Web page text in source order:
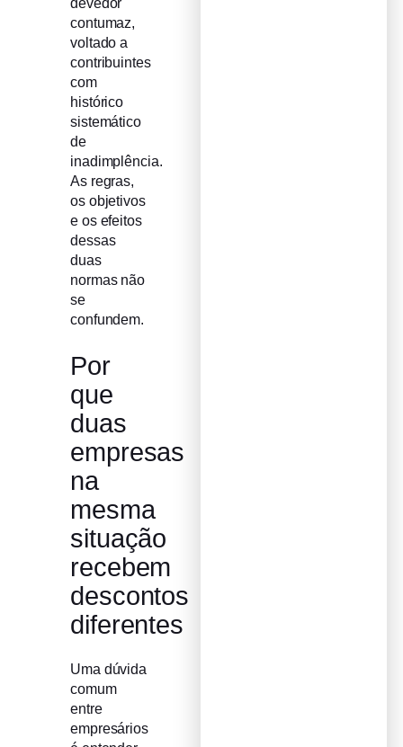
devedor
contumaz,
voltado a
contribuintes
com
histórico
sistemático
de
inadimplência.
As regras,
os objetivos
e os efeitos
dessas
duas
normas não
se
confundem.
Por
que
duas
empresas
na
mesma
situação
recebem
descontos
diferentes
Uma dúvida
comum
entre
empresários